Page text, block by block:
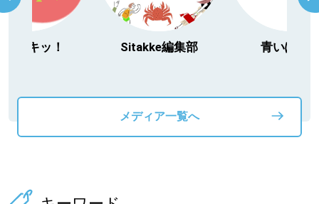
編集部 青いぽすと
「北海道３大
メディア一覧へ